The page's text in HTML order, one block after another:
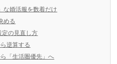
な婚活服を数着だけ
める
定の見直し方
逆算する
「生活圏優先」へ